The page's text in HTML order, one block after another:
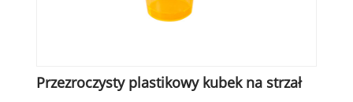
Przezroczysty plastikowy kubek na strzał